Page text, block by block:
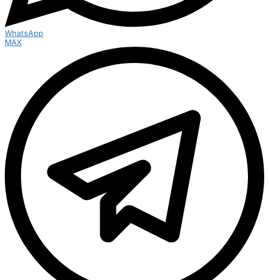
WhatsApp
MAX